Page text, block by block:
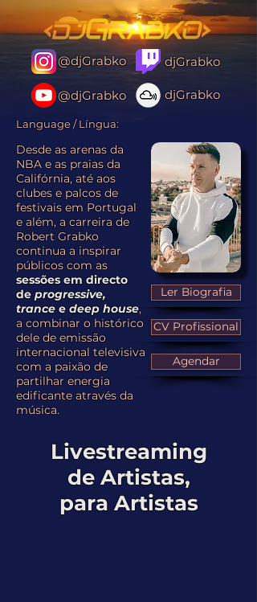
@djGrabko djGrabko
@djGrabko djGrabko
Language / Língua:
Desde as arenas da
NBA e as praias da
Califórnia, até aos
clubes e palcos de
festivais em Portugal
e além, a carreira de
Robert Grabko
continua a inspirar
públicos com as
sessões em directo
deprogressive,
tranceedeep house,
a combinar o histórico
dele de emissão
internacional televisiva
com a paixão de
partilhar energia
edificante através da
música.
Ler Biografia
CV Profissional
Agendar
Livestreaming
de Artistas,
para Artistas